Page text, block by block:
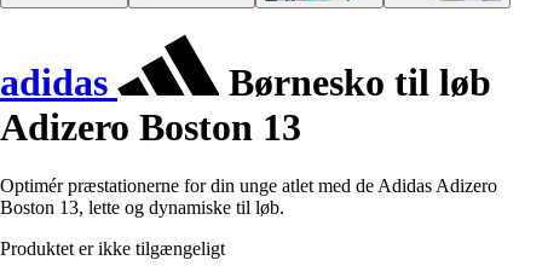
adidas
Børnesko til løb
Adizero Boston 13
Optimér præstationerne for din unge atlet med de Adidas Adizero
Boston 13, lette og dynamiske til løb.
Produktet er ikke tilgængeligt